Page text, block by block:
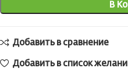
В
Добавить в сравнение
Добавить в список